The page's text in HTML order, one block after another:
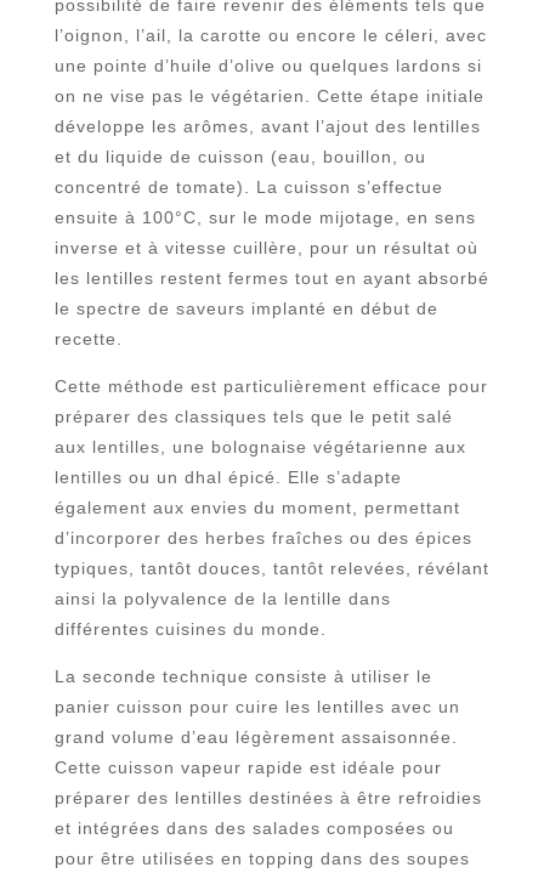
possibilité de faire revenir des éléments tels que
l’oignon, l’ail, la carotte ou encore le céleri, avec
une pointe d’huile d’olive ou quelques lardons si
on ne vise pas le végétarien. Cette étape initiale
développe les arômes, avant l’ajout des lentilles
et du liquide de cuisson (eau, bouillon, ou
concentré de tomate). La cuisson s’effectue
ensuite à 100°C, sur le mode mijotage, en sens
inverse et à vitesse cuillère, pour un résultat où
les lentilles restent fermes tout en ayant absorbé
le spectre de saveurs implanté en début de
recette.
Cette méthode est particulièrement efficace pour
préparer des classiques tels que le petit salé
aux lentilles, une bolognaise végétarienne aux
lentilles ou un dhal épicé. Elle s’adapte
également aux envies du moment, permettant
d’incorporer des herbes fraîches ou des épices
typiques, tantôt douces, tantôt relevées, révélant
ainsi la polyvalence de la lentille dans
différentes cuisines du monde.
La seconde technique consiste à utiliser le
panier cuisson pour cuire les lentilles avec un
grand volume d’eau légèrement assaisonnée.
Cette cuisson vapeur rapide est idéale pour
préparer des lentilles destinées à être refroidies
et intégrées dans des salades composées ou
pour être utilisées en topping dans des soupes